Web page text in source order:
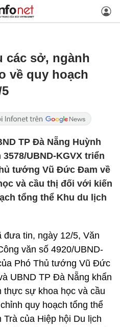
các sở, ngành
về quy hoạch
TP Đà Nẵng Huỳnh
UBND-KGVX triển
tướng Vũ Đức Đam về
và cầu thị đối với kiến
tổng thể Khu du lịch
tin, ngày 12/5, Văn
văn số 4920/UBND-
Phó Thủ tướng Vũ Đức
UBND TP Đà Nẵng khẩn
sự khoa học và cầu
quy hoạch tổng thể
của Hiệp hội Du lịch